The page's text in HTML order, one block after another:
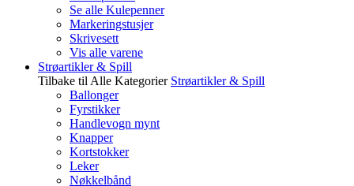
Se alle Kulepenner
Markeringstusjer
Skrivesett
Vis alle varene
Strøartikler & Spill
Tilbake til Alle Kategorier Strøartikler & Spill
Ballonger
Fyrstikker
Handlevogn mynt
Knapper
Kortstokker
Leker
Nøkkelbånd